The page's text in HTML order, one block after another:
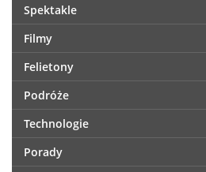
Spektakle
Filmy
Felietony
Podróże
Technologie
Porady